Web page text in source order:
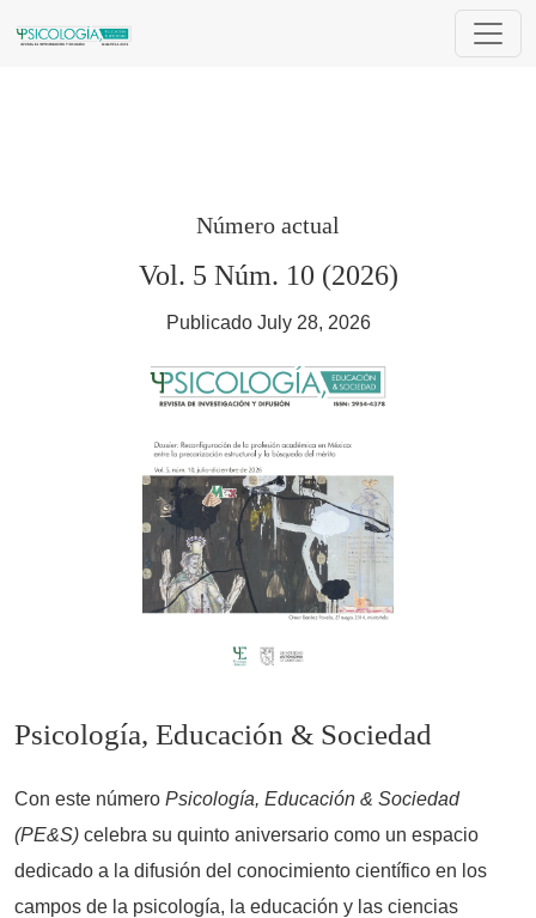
Número actual
Vol. 5 Núm. 10 (2026)
Publicado July 28, 2026
Psicología, Educación & Sociedad
Con este número Psicología, Educación & Sociedad
(PE&S) celebra su quinto aniversario como un espacio
dedicado a la difusión del conocimiento científico en los
campos de la psicología, la educación y las ciencias